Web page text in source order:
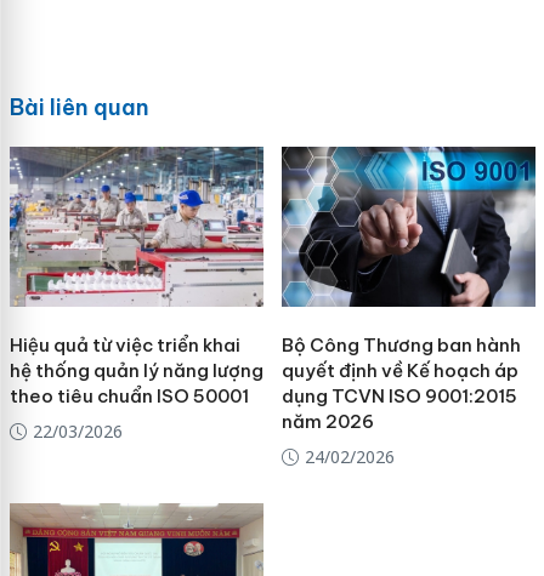
Bài liên quan
Hiệu quả từ việc triển khai
hệ thống quản lý năng lượng
theo tiêu chuẩn ISO 50001
22/03/2026
Bộ Công Thương ban hành
quyết định về Kế hoạch áp
dụng TCVN ISO 9001:2015
năm 2026
24/02/2026